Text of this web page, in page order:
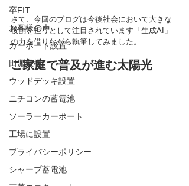
卒FIT
お客様の声
カーポート設置
田淵電機
ウッドデッキ設置
ニチコンの蓄電池
ソーラーカーポート
工場に設置
プライバシーポリシー
シャープ蓄電池
さて、今回のブログは今後社会において大きな
役割を担うとして注目されています「生成AI」
の力を借りながら執筆してみました。
ご家庭で普及が進む太陽光